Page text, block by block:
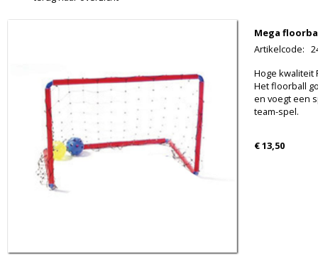
Mega
Artikelcode:
Hoge kwaliteit
Het floorball
en voegt een
team-spel.
€ 13,50